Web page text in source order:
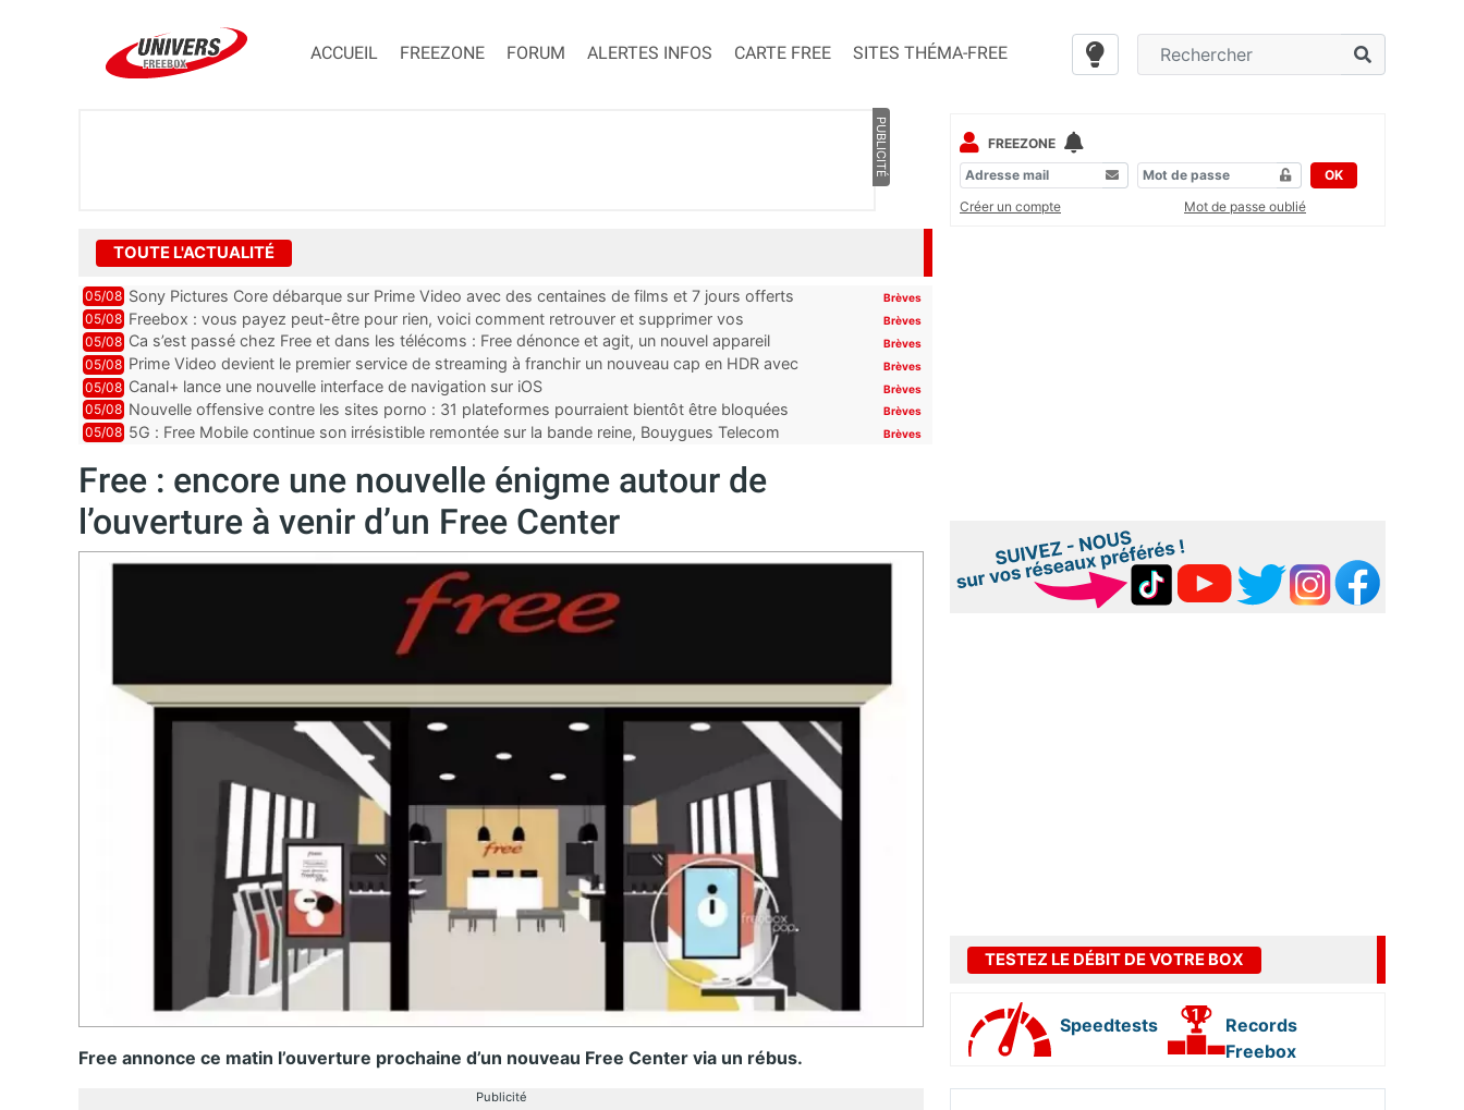
ACCUEIL FREEZONE FORUM ALERTES INFOS CARTE FREE SITES THÉMA-FREE
PUBLICITÉ
TOUTE L'ACTUALITÉ
05/08 Sony Pictures Core débarque sur Prime Video avec des centaines de films et 7 jours offerts Brèves
05/08 Freebox : vous payez peut-être pour rien, voici comment retrouver et supprimer vos
abonnements TV oubliés
Brèves
05/08 Ca s’est passé chez Free et dans les télécoms : Free dénonce et agit, un nouvel appareil
pointe le bout de...
Brèves
05/08 Prime Video devient le premier service de streaming à franchir un nouveau cap en HDR avec
ce lancement
Brèves
05/08 Canal+ lance une nouvelle interface de navigation sur iOS Brèves
05/08 Nouvelle offensive contre les sites porno : 31 plateformes pourraient bientôt être bloquées
par Orange, Free, SF...
Brèves
05/08 5G : Free Mobile continue son irrésistible remontée sur la bande reine, Bouygues Telecom
Brèves
Free : encore une nouvelle énigme autour de
l’ouverture à venir d’un Free Center
Free annonce ce matin l’ouverture prochaine d’un nouveau Free Center via un rébus.
Publicité
FREEZONE
OK
Créer un compte
Mot de passe oublié
TESTEZ LE DÉBIT DE VOTRE BOX
Speedtests
Records
Freebox